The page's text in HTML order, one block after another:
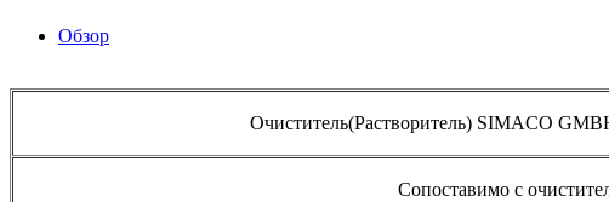
Обзор
Очиститель(Растворитель) SIMACO
Сопоставимо с